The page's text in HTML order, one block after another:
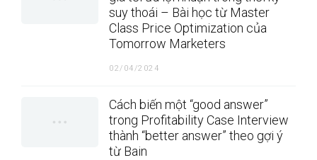
suy thoái – Bài học từ Master
Class Price Optimization của
Tomorrow Marketers
02/04/2024
Cách biến một “good answer”
trong Profitability Case Interview
thành “better answer” theo gợi ý
từ Bain